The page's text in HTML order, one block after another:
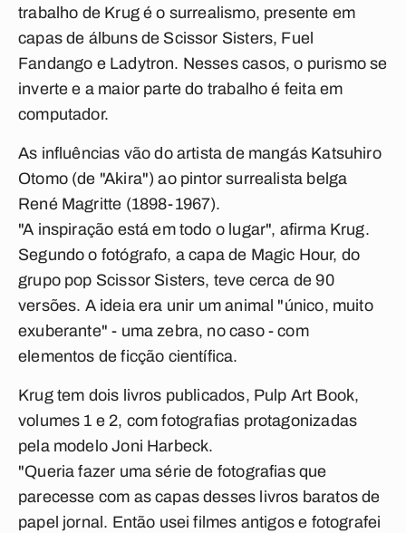
trabalho de Krug é o surrealismo, presente em
capas de álbuns de Scissor Sisters, Fuel
Fandango e Ladytron. Nesses casos, o purismo se
inverte e a maior parte do trabalho é feita em
computador.
As influências vão do artista de mangás Katsuhiro
Otomo (de "Akira") ao pintor surrealista belga
René Magritte (1898-1967).
"A inspiração está em todo o lugar", afirma Krug.
Segundo o fotógrafo, a capa de Magic Hour, do
grupo pop Scissor Sisters, teve cerca de 90
versões. A ideia era unir um animal "único, muito
exuberante" - uma zebra, no caso - com
elementos de ficção científica.
Krug tem dois livros publicados, Pulp Art Book,
volumes 1 e 2, com fotografias protagonizadas
pela modelo Joni Harbeck.
"Queria fazer uma série de fotografias que
parecesse com as capas desses livros baratos de
papel jornal. Então usei filmes antigos e fotografei